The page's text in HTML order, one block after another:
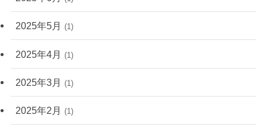
2025年5月 (1)
2025年4月 (1)
2025年3月 (1)
2025年2月 (1)